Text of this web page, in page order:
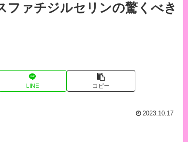
ファチジルセリンの驚くべき
LINE コピー
2023.10.17